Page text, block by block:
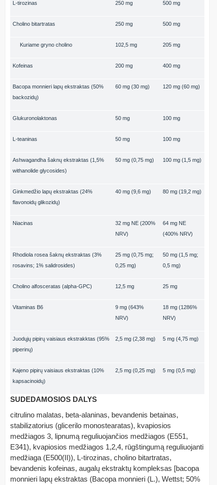
L-tirozinas 250 mg 500 mg
Cholino bitartratas 250 mg 500 mg
Kuriame gryno cholino 102,5 mg 205 mg
Kofeinas 200 mg 400 mg
Bacopa monnieri lapų ekstraktas (50%
backozidų)
60 mg (30 mg) 120 mg (60 mg)
Glukuronolaktonas 50 mg 100 mg
L-teaninas 50 mg 100 mg
Ashwagandha šaknų ekstraktas (1,5%
withanolide glycosides)
50 mg (0,75 mg) 100 mg (1,5 mg)
Ginkmedžio lapų ekstraktas (24%
flavonoidų glikozidų)
40 mg (9,6 mg) 80 mg (19,2 mg)
Niacinas
32 mg NE (200%
NRV)
64 mg NE
(400% NRV)
Rhodiola rosea šaknų ekstraktas (3%
rosavins; 1% salidrosides)
25 mg (0,75 mg;
0,25 mg)
50 mg (1,5 mg;
0,5 mg)
Cholino alfosceratas (alpha-GPC) 12,5 mg 25 mg
Vitaminas B6
9 mg (643%
NRV)
18 mg (1286%
NRV)
Juodųjų pipirų vaisiaus ekstrakktas (95%
piperinų)
2,5 mg (2,38 mg) 5 mg (4,75 mg)
Kajeno pipirų vaisiaus ekstraktas (10%
kapsacinoidų)
2,5 mg (0,25 mg) 5 mg (0,5 mg)
SUDEDAMOSIOS DALYS
citrulino malatas, beta-alaninas, bevandenis betainas,
stabilizatorius (glicerilo monostearatas), kvapiosios
medžiagos 3, lipnumą reguliuojančios medžiagos (E551,
E341), kvapiosios medžiagos 1,2,4, rūgštingumą reguliuojanti
medžiaga (E500(II)), L-tirozinas, cholino bitartratas,
bevandenis kofeinas, augalų ekstraktų kompleksas [bacopa
monnieri lapų ekstraktas (Bacopa monnieri (L.), Wettst; 50%